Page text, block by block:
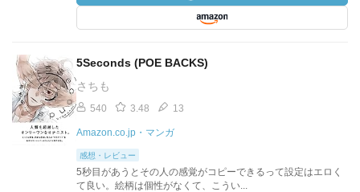
5Seconds (POE BACKS)
さちも
540 3.48 13
Amazon.co.jp・マンガ
感想・レビュー
5秒目があうとその人の感覚がコピーできるって設定はエロく
て良い。絵柄は個性がなくて、こうい...